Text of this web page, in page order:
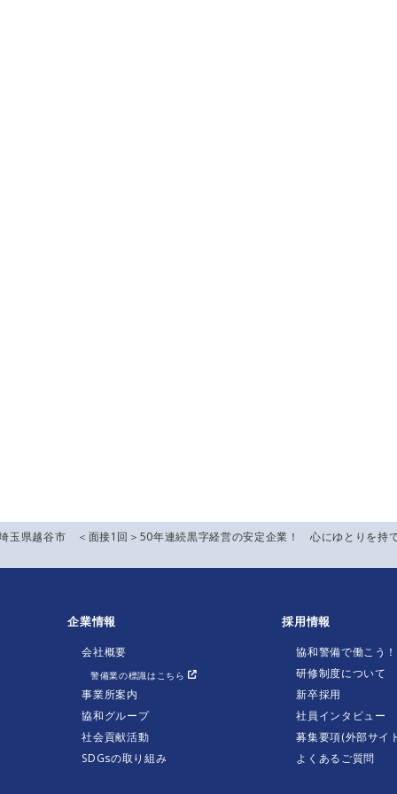
玉県越谷市 ＜面接1回＞50年連続黒字経営の安定企業！ 心にゆとりを持
企業情報
会社概要
警備業の標識はこちら
事業所案内
協和グループ
社会貢献活動
SDGsの取り組み
採用情報
協和警備で働こう！
研修制度について
新卒採用
社員インタビュー
募集要項(外部サイ
よくあるご質問